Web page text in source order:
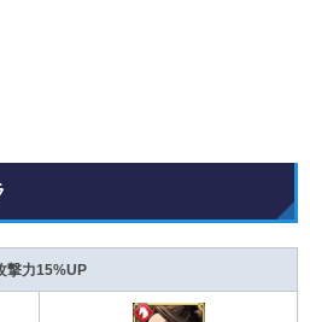
撃力15%UP